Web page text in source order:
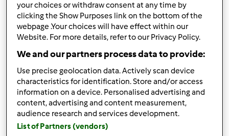
Qui, 2012-03-08 12:17
Gostaria que me esclarecessem uma dúvida. Cada vez
que faço limonada e carrego no turbo (mais do que uma
vez até) os limões que cortei em quartos permanecem
quase inteiros. Assim não está a ser retirado o sumo todo
que elas contêm.
Já vi em fotos na internet que ficam apenas as cascas
(cortadas), sem vestígios de gomos.
your choices or withdraw consent at any time by
clicking the Show Purposes link on the bottom of the
webpage .Your choices will have effect within our
Website. For more details, refer to our Privacy Policy.
We and our partners process data to provide:
Use precise geolocation data. Actively scan device
characteristics for identification. Store and/or access
information on a device. Personalised advertising and
content, advertising and content measurement,
audience research and services development.
List of Partners (vendors)